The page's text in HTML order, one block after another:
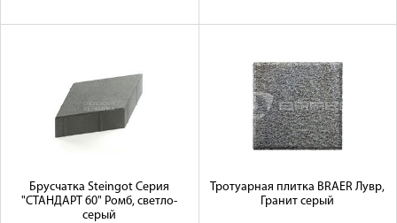
Брусчатка Steingot Серия
"СТАНДАРТ 60" Ромб, светло-
серый
Тротуарная плитка BRAER Лувр,
Гранит серый